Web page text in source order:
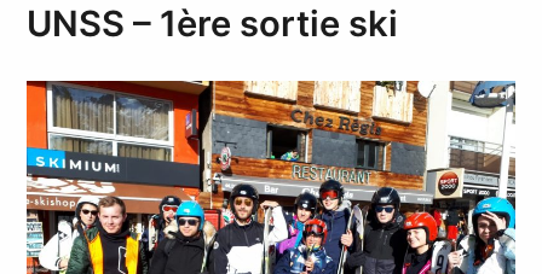
UNSS – 1ère sortie ski